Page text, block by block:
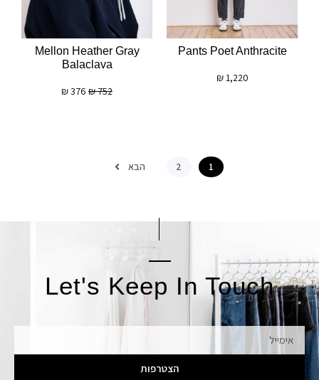
Pants Poet Anthracite
1,220
₪
Mellon Heather Gray
Balaclava
752
₪
376
₪
1
2 הבא
Let's Keep In Touch
אימייל
הצטרפות